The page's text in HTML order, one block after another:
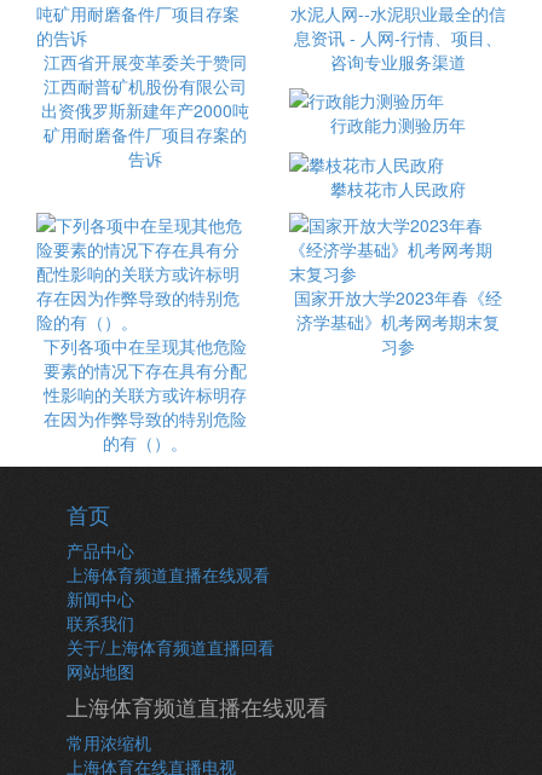
江西省开展变革委关于赞同
江西耐普矿机股份有限公司
出资俄罗斯新建年产2000吨
矿用耐磨备件厂项目存案的
告诉
水泥人网--水泥职业最全的信
息资讯 - 人网-行情、项目、
咨询专业服务渠道
行政能力测验历年
攀枝花市人民政府
下列各项中在呈现其他危险
要素的情况下存在具有分配
性影响的关联方或许标明存
在因为作弊导致的特别危险
的有（）。
国家开放大学2023年春《经
济学基础》机考网考期末复
习参
首页
产品中心
上海体育频道直播在线观看
新闻中心
联系我们
关于/上海体育频道直播回看
网站地图
上海体育频道直播在线观看
常用浓缩机
上海体育在线直播电视